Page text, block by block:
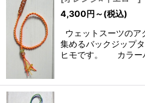
4,300円 ～(税込)
ウェットスーツのア
集めるバックジップ
ヒモです。 カラー